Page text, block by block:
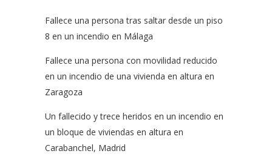
Fallece una persona tras saltar desde un piso
8 en un incendio en Málaga
Fallece una persona con movilidad reducido
en un incendio de una vivienda en altura en
Zaragoza
Un fallecido y trece heridos en un incendio en
un bloque de viviendas en altura en
Carabanchel, Madrid